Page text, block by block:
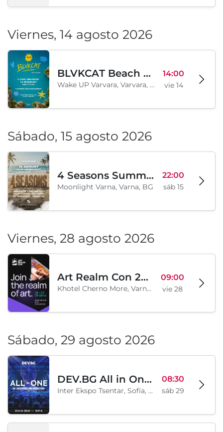
Viernes, 14 agosto 2026
BLVKCAT Beach Festival 2026, Wake up Varvara
Wake UP Varvara, Varvara, BG
14:00
vie 14
Sábado, 15 agosto 2026
4 Seasons Summer Edition
Moonlight Varna, Varna, BG
22:00
sáb 15
Viernes, 28 agosto 2026
Art Realm Con 2026
Khotel Cherno More, Varna, BG
09:00
vie 28
Sábado, 29 agosto 2026
DEV.BG All in One 2026
Inter Ekspo Tsentar, Sofía, BG
08:30
sáb 29